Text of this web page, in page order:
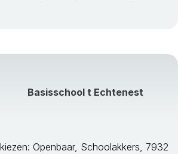
Basisschool t Echtenest
Openbaar, Schoolakkers, 7932